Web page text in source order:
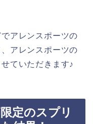
アレンスポーツの
アレンスポーツの
ていただきます♪
定のスプリ